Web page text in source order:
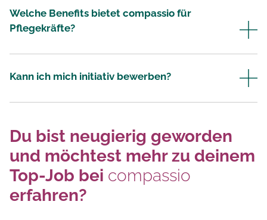
Welche Benefits bietet compassio für
Pflegekräfte?
Kann ich mich initiativ bewerben?
Du bist neugierig geworden
und möchtest mehr zu deinem
Top-Job bei compassio
erfahren?